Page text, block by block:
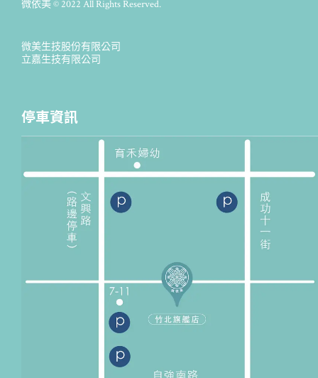
微依美 © 2022 All Rights Reserved.
微美生技股份有限公司
立嘉生技有限公司
停車資訊